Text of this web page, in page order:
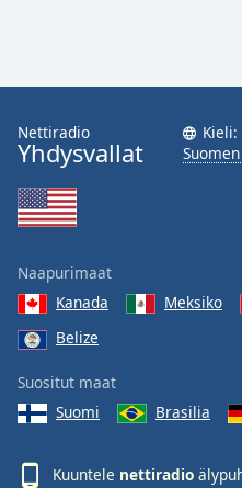
Nettiradio
Yhdysvallat
Kieli:
Naapurimaat
Kanada
Meksiko
Belize
Suositut maat
Suomi
Brasilia
Kuuntele nettiradio